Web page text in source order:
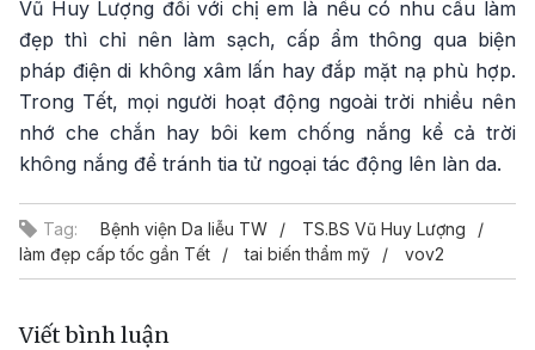
Vũ Huy Lượng đối với chị em là nếu có nhu cầu làm
đẹp thì chỉ nên làm sạch, cấp ẩm thông qua biện
pháp điện di không xâm lấn hay đắp mặt nạ phù hợp.
Trong Tết, mọi người hoạt động ngoài trời nhiều nên
nhớ che chắn hay bôi kem chống nắng kể cả trời
không nắng để tránh tia tử ngoại tác động lên làn da.
Tag: Bệnh viện Da liễu TW
TS.BS Vũ Huy Lượng
làm đẹp cấp tốc gần Tết
tai biến thẩm mỹ vov2
Viết bình luận